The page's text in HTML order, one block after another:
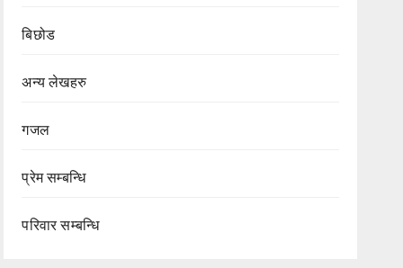
बिछोड
अन्य लेखहरु
गजल
प्रेम सम्बन्धि
परिवार सम्बन्धि